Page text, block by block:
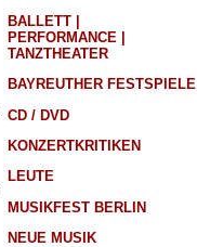
BALLETT |
PERFORMANCE |
TANZTHEATER
BAYREUTHER FESTSPIELE
CD / DVD
KONZERTKRITIKEN
LEUTE
MUSIKFEST BERLIN
NEUE MUSIK